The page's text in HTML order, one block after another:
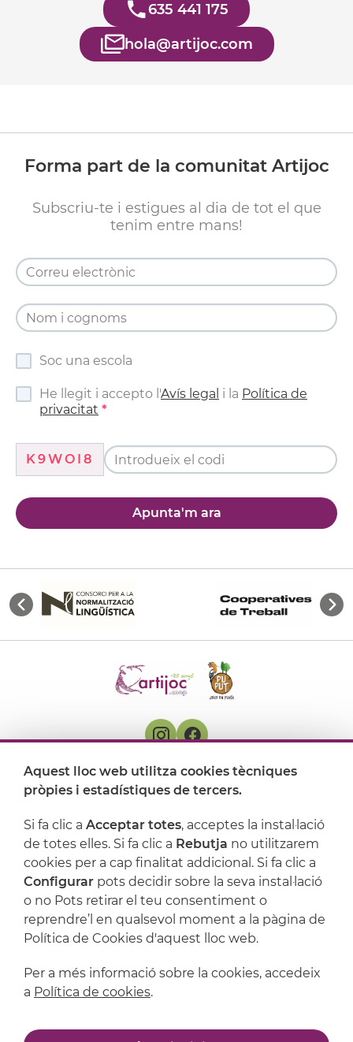
635 441 175
hola@artijoc.com
Forma part de la comunitat Artijoc
Subscriu-te i estigues al dia de tot el que
tenim entre mans!
Soc una escola
He llegit i accepto l'Avís legal i la Política de
privacitat
K9WOI8
Apunta'm ara
On ens trobem
Suport
Aquest lloc web utilitza cookies tècniques
pròpies i estadístiques de tercers.
Si fa clic a Acceptar totes, acceptes la instal·lació
de totes elles. Si fa clic a Rebutja no utilitzarem
cookies per a cap finalitat addicional. Si fa clic a
Configurar pots decidir sobre la seva instal·lació
o no Pots retirar el teu consentiment o
reprendre’l en qualsevol moment a la pàgina de
Política de Cookies d'aquest lloc web.
Per a més informació sobre la cookies, accedeix
a Política de cookies.